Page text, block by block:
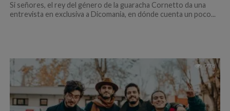
Si señores, el rey del género de la guaracha Cornetto da una
entrevista en exclusiva a Dicomania, en dónde cuenta un poco...
778